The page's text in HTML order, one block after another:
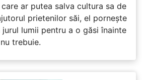
ar putea salva cultura sa de
prietenilor săi, el pornește
lumii pentru a o găsi înainte
trebuie.